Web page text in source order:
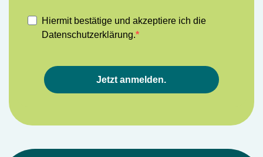
Hiermit bestätige und akzeptiere ich die
Datenschutzerklärung.
Jetzt anmelden.